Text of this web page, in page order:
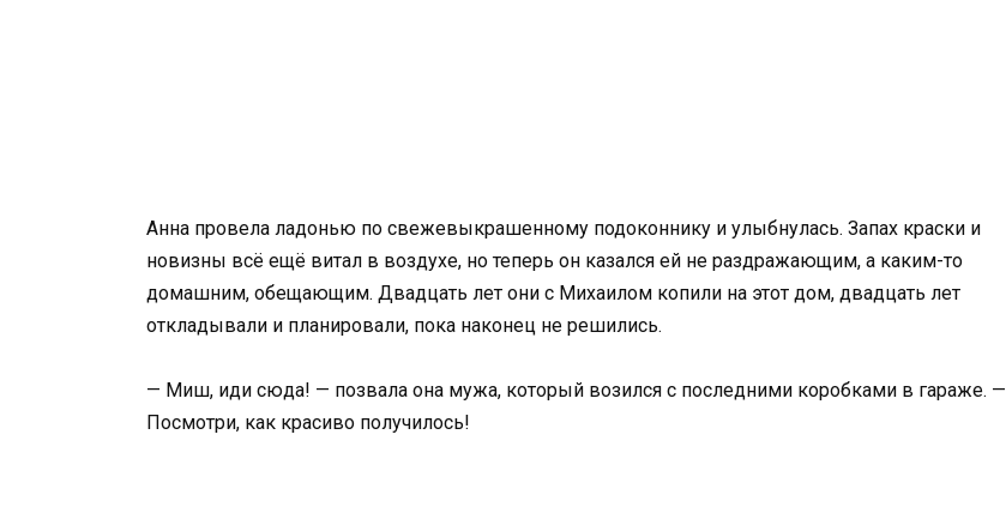
Анна провела ладонью по свежевыкрашенному подоконнику и улыбнулась. Запах краски и
новизны всё ещё витал в воздухе, но теперь он казался ей не раздражающим, а каким-то
домашним, обещающим. Двадцать лет они с Михаилом копили на этот дом, двадцать лет
откладывали и планировали, пока наконец не решились.
— Миш, иди сюда! — позвала она мужа, который возился с последними коробками в гараже. —
Посмотри, как красиво получилось!